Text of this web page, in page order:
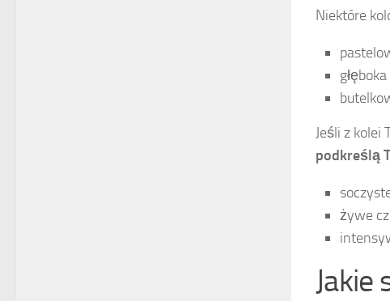
Niektóre
Jeśli z kolei
podkreślą
żywe
Jakie